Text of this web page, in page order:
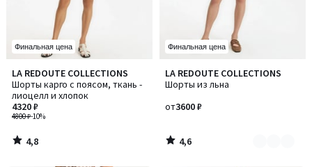
Финальная цена
LA REDOUTE COLLECTIONS
Шорты карго с поясом, ткань -
лиоцелл и хлопок
4800 ₽-10%
4320 ₽
4,8
/ 5
4,8
/
Финальная цена
LA REDOUTE COLLECTIONS
Шорты из льна
от3600 ₽
4,6
/ 5
Количество
цветов:
4,6
/